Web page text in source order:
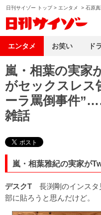
日刊サイゾー トップ> エンタメ > 石原真
嵐・相葉の実家
がセックスレス
ーラ罵倒事件
雑話
嵐・相葉雅紀の実家が
デスクT 長渕剛のインス
部に貼ろうと思んだけど。
エンタメ お笑い ド